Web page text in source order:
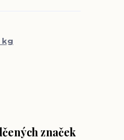
kg
značek